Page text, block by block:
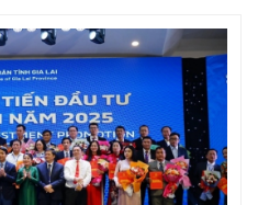
Giá vàng
Tiêu dùng
Tỷ giá
Chứng khoán
Giá cà phê